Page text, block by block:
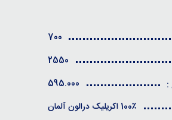
700
2550
:
595.000
100٪ اکریلیک درالون آلمان